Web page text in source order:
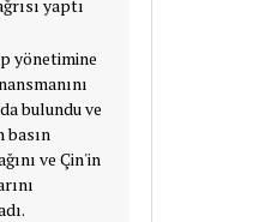
yaptı
yönetimine
bulundu ve
basın
ve Çin'in